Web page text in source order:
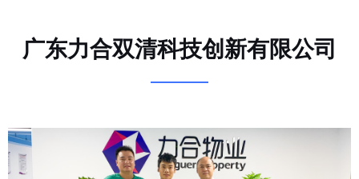
广东力合双清科技创新有限公司